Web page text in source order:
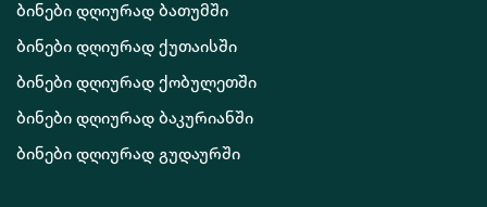
ბინები დღიურად ბათუმში
ბინები დღიურად ქუთაისში
ბინები დღიურად ქობულეთში
ბინები დღიურად ბაკურიანში
ბინები დღიურად გუდაურში